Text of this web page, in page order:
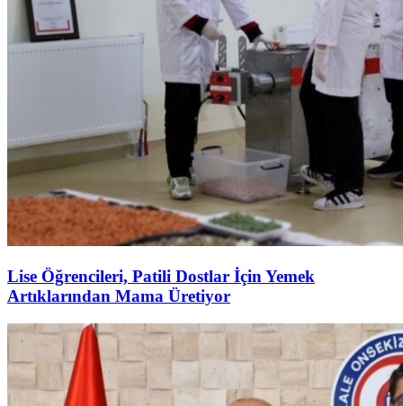
Lise Öğrencileri, Patili Dostlar İçin Yemek
Artıklarından Mama Üretiyor